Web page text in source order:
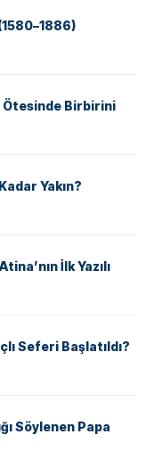
Ötesinde Birbirini
Yakın?
İlk Yazılı
Seferi Başlatıldı?
Söylenen Papa